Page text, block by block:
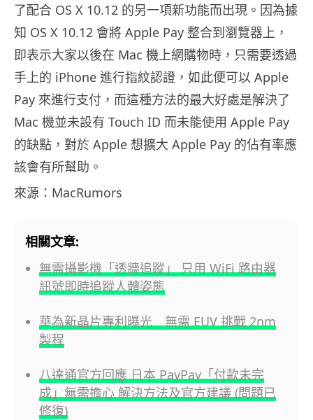
了配合 OS X 10.12 的另一項新功能而出現。因為據
知 OS X 10.12 會將 Apple Pay 整合到瀏覽器上，
即表示大家以後在 Mac 機上網購物時，只需要透過
手上的 iPhone 進行指紋認證，如此便可以 Apple
Pay 來進行支付，而這種方法的最大好處是解決了
Mac 機並未設有 Touch ID 而未能使用 Apple Pay
的缺點，對於 Apple 想擴大 Apple Pay 的佔有率應
該會有所幫助。
來源：MacRumors
相關文章:
無需攝影機「透牆追蹤」 只用 WiFi 路由器
訊號即時追蹤人體姿態
華為新晶片專利曝光 無需 EUV 挑戰 2nm
製程
八達通官方回應 日本 PayPay「付款未完
成」無需擔心 解決方法及官方建議 (問題已
修復)